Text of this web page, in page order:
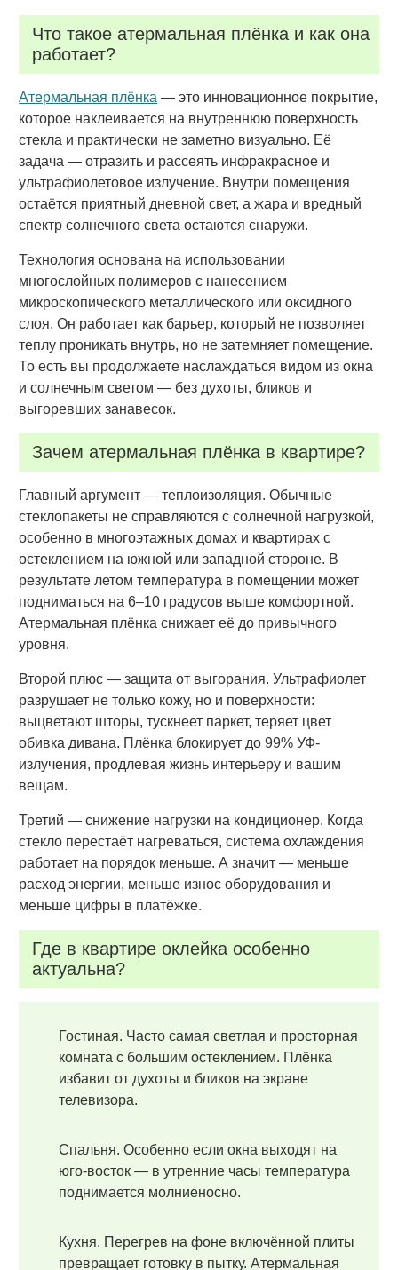
Что такое атермальная плёнка и как она
работает?
Атермальная плёнка — это инновационное покрытие,
которое наклеивается на внутреннюю поверхность
стекла и практически не заметно визуально. Её
задача — отразить и рассеять инфракрасное и
ультрафиолетовое излучение. Внутри помещения
остаётся приятный дневной свет, а жара и вредный
спектр солнечного света остаются снаружи.
Технология основана на использовании
многослойных полимеров с нанесением
микроскопического металлического или оксидного
слоя. Он работает как барьер, который не позволяет
теплу проникать внутрь, но не затемняет помещение.
То есть вы продолжаете наслаждаться видом из окна
и солнечным светом — без духоты, бликов и
выгоревших занавесок.
Зачем атермальная плёнка в квартире?
Главный аргумент — теплоизоляция. Обычные
стеклопакеты не справляются с солнечной нагрузкой,
особенно в многоэтажных домах и квартирах с
остеклением на южной или западной стороне. В
результате летом температура в помещении может
подниматься на 6–10 градусов выше комфортной.
Атермальная плёнка снижает её до привычного
уровня.
Второй плюс — защита от выгорания. Ультрафиолет
разрушает не только кожу, но и поверхности:
выцветают шторы, тускнеет паркет, теряет цвет
обивка дивана. Плёнка блокирует до 99% УФ-
излучения, продлевая жизнь интерьеру и вашим
вещам.
Третий — снижение нагрузки на кондиционер. Когда
стекло перестаёт нагреваться, система охлаждения
работает на порядок меньше. А значит — меньше
расход энергии, меньше износ оборудования и
меньше цифры в платёжке.
Где в квартире оклейка особенно
актуальна?
Гостиная. Часто самая светлая и просторная
комната с большим остеклением. Плёнка
избавит от духоты и бликов на экране
телевизора.
Спальня. Особенно если окна выходят на
юго-восток — в утренние часы температура
поднимается молниеносно.
Кухня. Перегрев на фоне включённой плиты
превращает готовку в пытку. Атермальная